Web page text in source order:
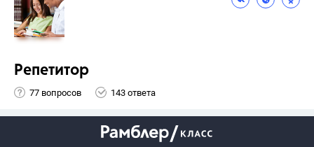
Репетитор
77 вопросов 143 ответа